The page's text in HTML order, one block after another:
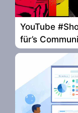
YouTube
für’s